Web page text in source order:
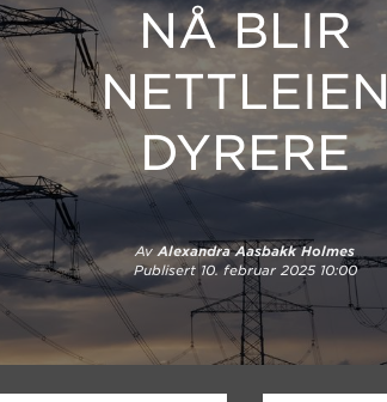
NÅ BLIR
NETTLEIEN
DYRERE
AvAlexandra Aasbakk Holmes
Publisert 10. februar 2025 10:00